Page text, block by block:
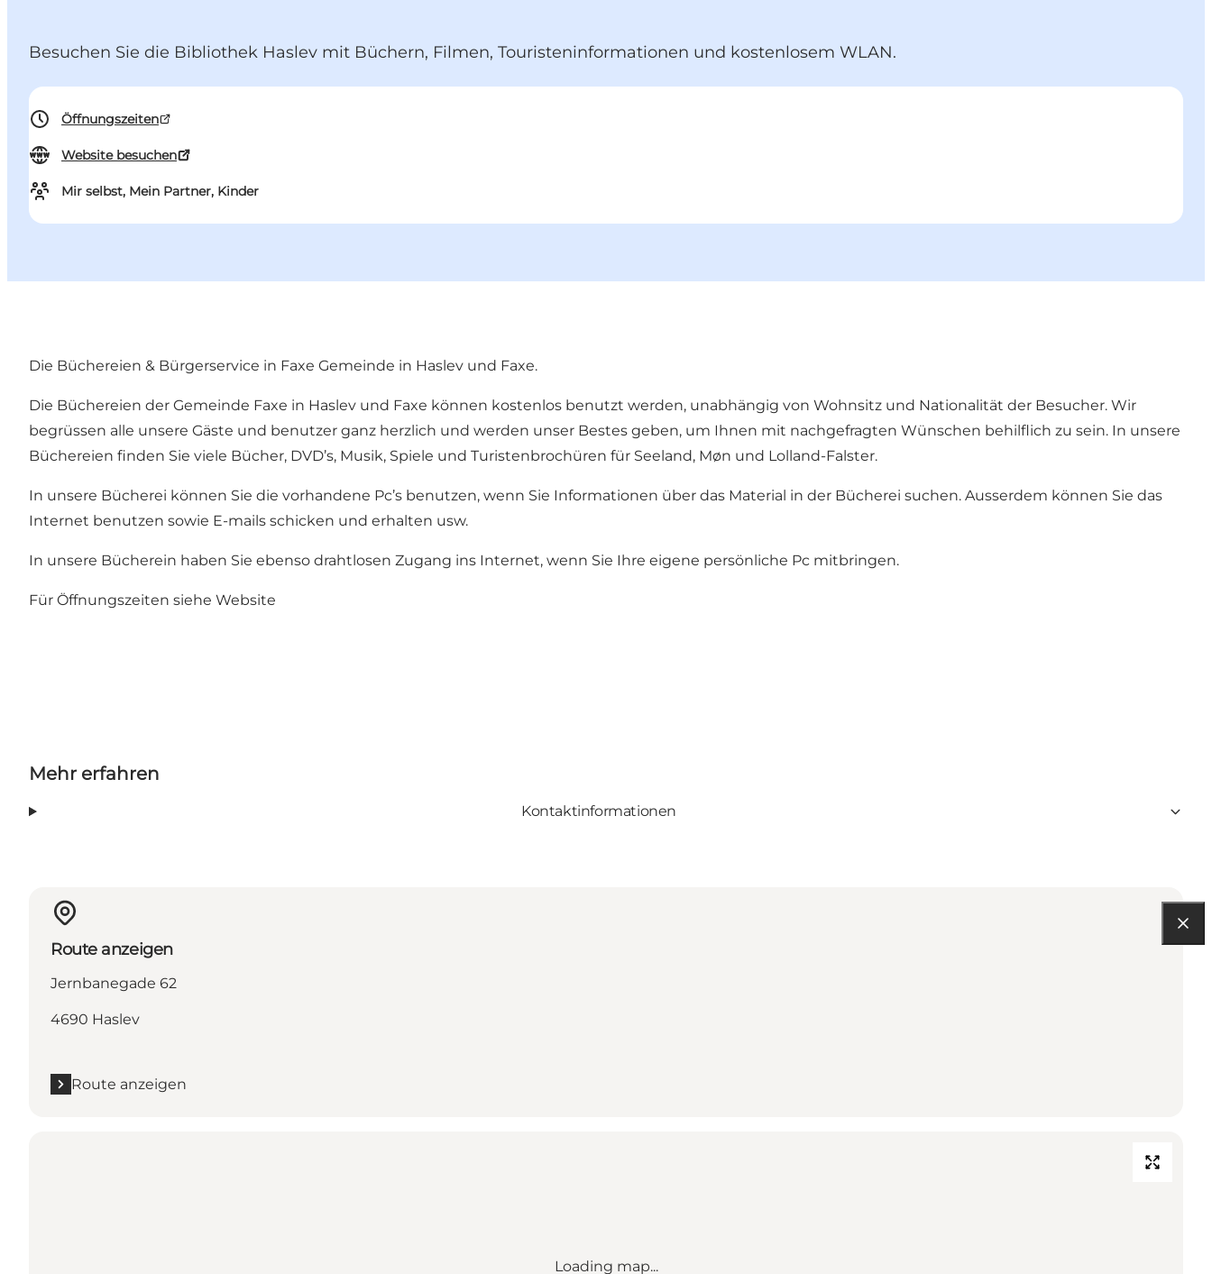
Besuchen Sie die Bibliothek Haslev mit Büchern, Filmen, Touristeninformationen und kostenlosem WLAN.
Öffnungszeiten
Website besuchen
Mir selbst, Mein Partner, Kinder
Die Büchereien & Bürgerservice in Faxe Gemeinde in Haslev und Faxe.
Die Büchereien der Gemeinde Faxe in Haslev und Faxe können kostenlos benutzt werden, unabhängig von Wohnsitz und Nationalität der Besucher. Wir
begrüssen alle unsere Gäste und benutzer ganz herzlich und werden unser Bestes geben, um Ihnen mit nachgefragten Wünschen behilflich zu sein. In unsere
Büchereien finden Sie viele Bücher, DVD’s, Musik, Spiele und Turistenbrochüren für Seeland, Møn und Lolland-Falster.
In unsere Bücherei können Sie die vorhandene Pc’s benutzen, wenn Sie Informationen über das Material in der Bücherei suchen. Ausserdem können Sie das
Internet benutzen sowie E-mails schicken und erhalten usw.
In unsere Bücherein haben Sie ebenso drahtlosen Zugang ins Internet, wenn Sie Ihre eigene persönliche Pc mitbringen.
Für Öffnungszeiten siehe Website
Mehr erfahren
Kontaktinformationen
Route anzeigen
Jernbanegade 62
4690 Haslev
Route anzeigen
Loading map...